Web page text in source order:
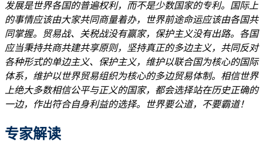
发展是世界各国的普遍权利，而不是少数国家的专利。国际上
的事情应该由大家共同商量着办，世界前途命运应该由各国共
同掌握。贸易战、关税战没有赢家，保护主义没有出路。各国
应当秉持共商共建共享原则，坚持真正的多边主义，共同反对
各种形式的单边主义、保护主义，维护以联合国为核心的国际
体系，维护以世界贸易组织为核心的多边贸易体制。相信世界
上绝大多数相信公平与正义的国家，都会选择站在历史正确的
一边，作出符合自身利益的选择。世界要公道，不要霸道！
专家解读